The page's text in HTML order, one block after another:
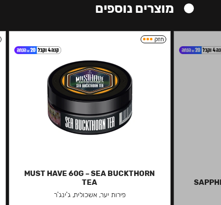
מוצרים נוספים
חזק
MUST HAVE 60G – SEA BUCKTHORN
TEA
פירות יער, אשכולית, ג'ינג'ר